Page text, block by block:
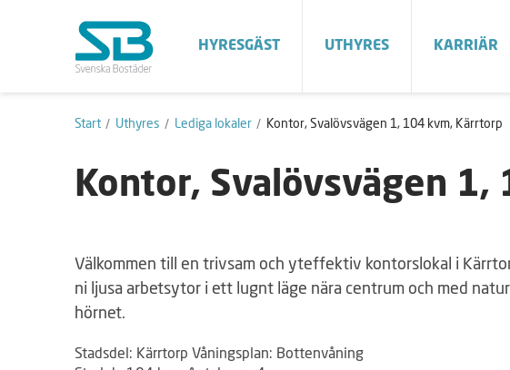
HYRESGÄST UTHYRES KARRIÄR
Start Uthyres Lediga lokaler Kontor, Svalövsvägen 1, 104 kvm, Kärrtorp
Kontor, Svalövsvägen
Välkommen till en trivsam och yteffektiv kontorslokal i
ni ljusa arbetsytor i ett lugnt läge nära centrum och med
hörnet.
Stadsdel: Kärrtorp Våningsplan: Bottenvåning